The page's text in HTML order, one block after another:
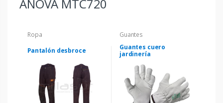
ANOVA MTC720
Ropa
Pantalón desbroce
Guantes
Guantes cuero
jardinería